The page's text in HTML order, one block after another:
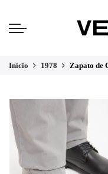
Inicio 1978 Zapato de